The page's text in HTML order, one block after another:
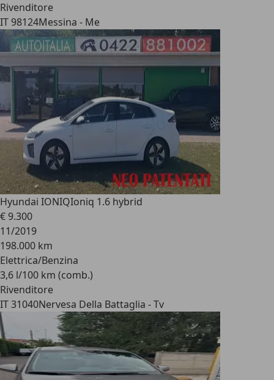
Rivenditore
IT 98124Messina - Me
Hyundai IONIQIoniq 1.6 hybrid
€ 9.300
11/2019
198.000 km
Elettrica/Benzina
3,6 l/100 km (comb.)
Rivenditore
IT 31040Nervesa Della Battaglia - Tv